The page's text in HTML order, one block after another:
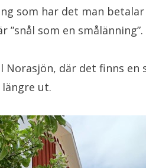
som har det man betalar
som en smålänning”.
där det finns en
ut.